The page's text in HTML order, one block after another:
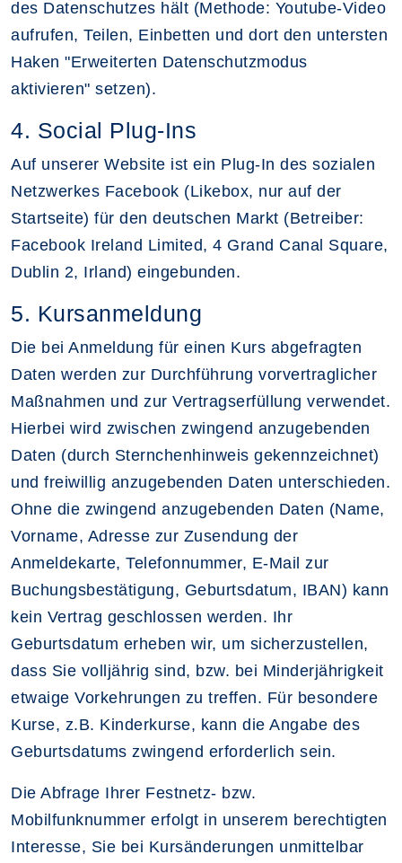
des Datenschutzes hält (Methode: Youtube-Video
aufrufen, Teilen, Einbetten und dort den untersten
Haken "Erweiterten Datenschutzmodus
aktivieren" setzen).
4. Social Plug-Ins
Auf unserer Website ist ein Plug-In des sozialen
Netzwerkes Facebook (Likebox, nur auf der
Startseite) für den deutschen Markt (Betreiber:
Facebook Ireland Limited, 4 Grand Canal Square,
Dublin 2, Irland) eingebunden.
5. Kursanmeldung
Die bei Anmeldung für einen Kurs abgefragten
Daten werden zur Durchführung vorvertraglicher
Maßnahmen und zur Vertragserfüllung verwendet.
Hierbei wird zwischen zwingend anzugebenden
Daten (durch Sternchenhinweis gekennzeichnet)
und freiwillig anzugebenden Daten unterschieden.
Ohne die zwingend anzugebenden Daten (Name,
Vorname, Adresse zur Zusendung der
Anmeldekarte, Telefonnummer, E-Mail zur
Buchungsbestätigung, Geburtsdatum, IBAN) kann
kein Vertrag geschlossen werden. Ihr
Geburtsdatum erheben wir, um sicherzustellen,
dass Sie volljährig sind, bzw. bei Minderjährigkeit
etwaige Vorkehrungen zu treffen. Für besondere
Kurse, z.B. Kinderkurse, kann die Angabe des
Geburtsdatums zwingend erforderlich sein.
Die Abfrage Ihrer Festnetz- bzw.
Mobilfunknummer erfolgt in unserem berechtigten
Interesse, Sie bei Kursänderungen unmittelbar